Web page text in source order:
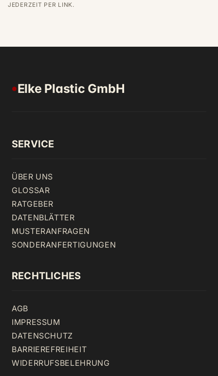
JEDERZEIT PER LINK.
● Elke Plastic GmbH
SERVICE
ÜBER UNS
GLOSSAR
RATGEBER
DATENBLÄTTER
MUSTERANFRAGEN
SONDERANFERTIGUNGEN
RECHTLICHES
AGB
IMPRESSUM
DATENSCHUTZ
BARRIEREFREIHEIT
WIDERRUFSBELEHRUNG